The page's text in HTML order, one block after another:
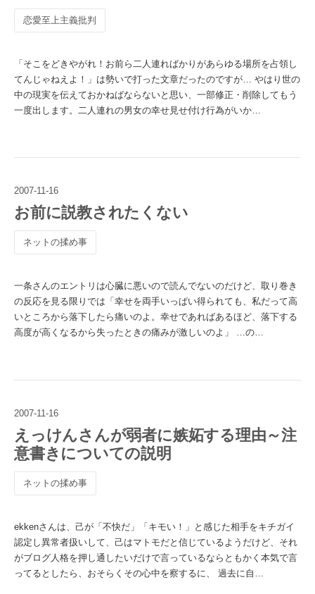
恋愛至上主義批判
「そこをどきやがれ！お前ら二人連ればかりがあらゆる場所を占領し
てんじゃねえよ！」は勢いで打った文章だったのですが… やはり世の
中の現実を伝えておかねばならないと思い、一部修正・削除してもう
一度出します。二人連れの男女の幸せ見せ付け行為がいか…
2007-11-16
お前に説教されたくない
ネットの揉め事
一条さんのエントリは心臓に悪いので読んでないのだけど、取り巻き
の反応を見る限りでは「幸せを両手いっぱい得られても、私だって高
いところから落下したら痛いのよ。幸せであればあるほど、落下する
高度が高くなるから失ったときの痛みが激しいのよ」 …の…
2007-11-16
えっけんさんが弱者に嫉妬する理由～注
意書きについての説明
ネットの揉め事
ekkenさんは、己が「不快だ」「キモい！」と感じた相手をキチガイ
認定し異常者扱いして、己はマトモだと信じているようだけど、それ
がブログ人格を押し通したいだけで言っているならともかく本気で言
ってるとしたら、おそらくその心中を察するに、 過去に自…